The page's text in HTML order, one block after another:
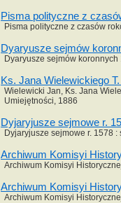
Pisma polityczne z
Pisma polityczne z czasów
Dyaryusze sejmów
Dyaryusze sejmów
Ks. Jana Wielewickiego
Wielewicki Jan, Ks. Jana
Umiejętności, 1886
Dyjaryjusze sejmowe r.
Dyjaryjusze sejmowe r. 1578
Archiwum Komisyi
Archiwum Komisyi
Archiwum Komisyi
Archiwum Komisyi